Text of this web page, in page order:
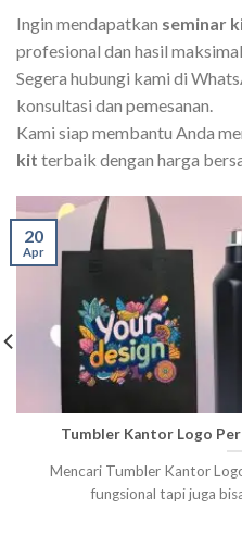
Ingin mendapatkan seminar
profesional dan hasil
Segera hubungi kami di
konsultasi dan pemesanan.
Kami siap membantu Anda
kit terbaik dengan harga
Tumbler Kantor Logo
Mencari Tumbler Kantor
fungsional tapi juga
20
Apr